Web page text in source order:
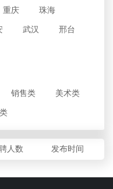
重庆 珠海
武汉 邢台
销售类 美术类
人数 发布时间